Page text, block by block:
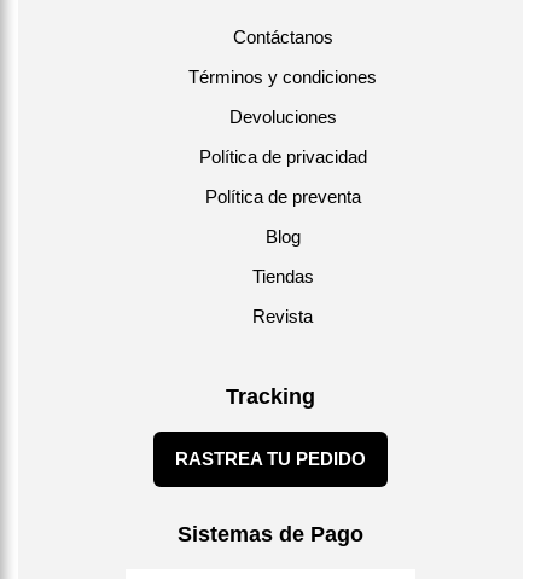
Contáctanos
Términos y condiciones
Devoluciones
Política de privacidad
Política de preventa
Blog
Tiendas
Revista
Tracking
RASTREA TU PEDIDO
Sistemas de Pago